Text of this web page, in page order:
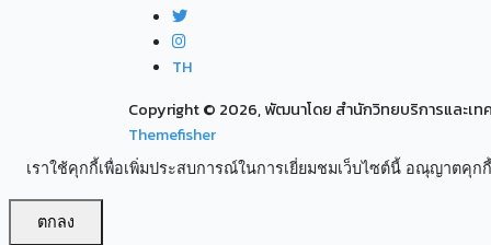
TH
Copyright © 2026, พัฒนาโดย สำนักวิทยบริการและเท
Themefisher
เราใช้คุกกี้เพื่อเพิ่มประสบการณ์ในการเยี่ยมชมเว็บไซต์นี้ อณุญาตคุ
ตกลง